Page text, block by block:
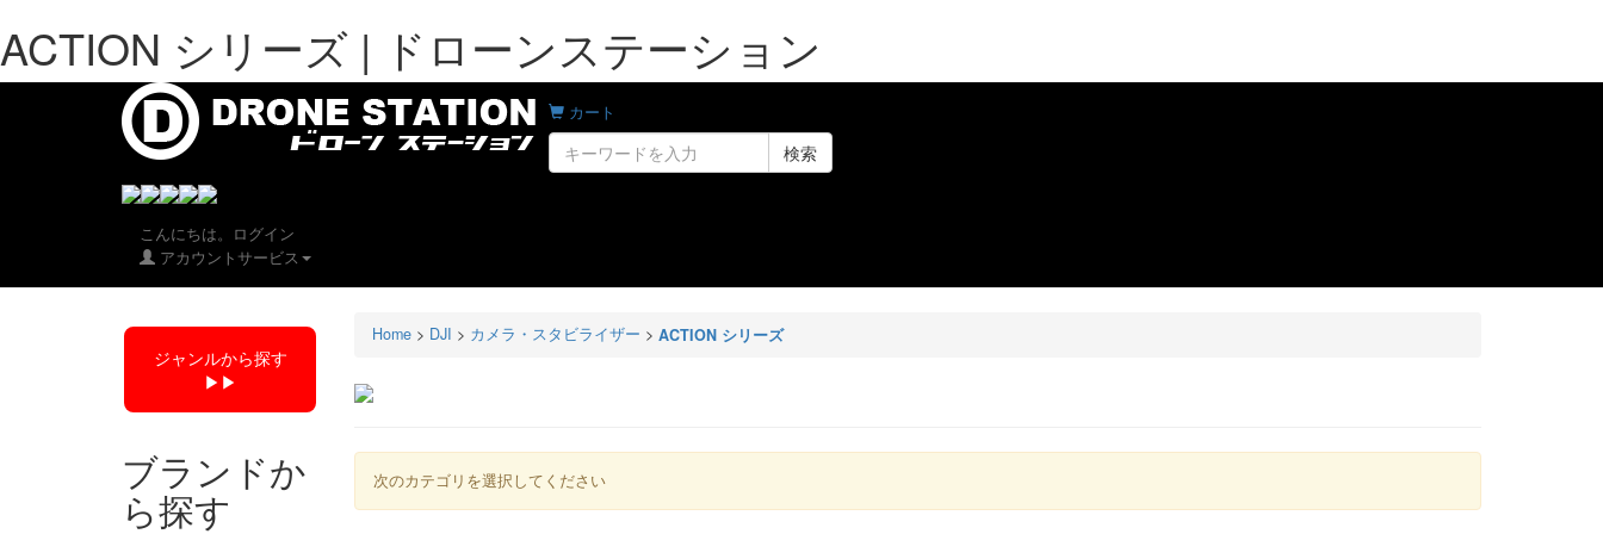
ACTION シリーズ | ドローンステーション
カート
検索
こんにちは。ログイン
アカウントサービス
Home > DJI > カメラ・スタビライザー > ACTION シリーズ
次のカテゴリを選択してください
ジャンルから探す
▶︎▶︎
ブランドか
ら探す